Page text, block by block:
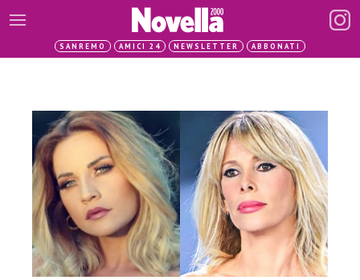
SANREMO AMICI 24 NEWSLETTER ABBONATI